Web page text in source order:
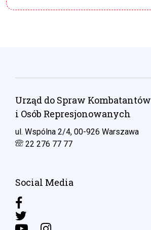
Urząd do Spraw Kombatantów
i Osób Represjonowanych
ul. Wspólna 2/4, 00-926 Warszawa
22 276 77 77
Social Media